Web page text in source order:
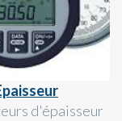
d'épaisseur